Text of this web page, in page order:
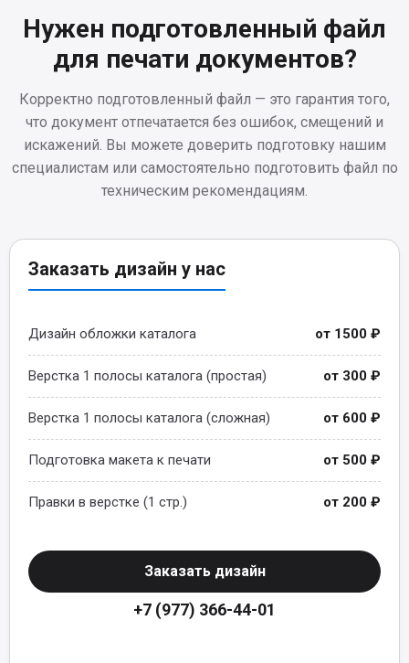
Нужен подготовленный файл
для печати документов?
Корректно подготовленный файл — это гарантия того,
что документ отпечатается без ошибок, смещений и
искажений. Вы можете доверить подготовку нашим
специалистам или самостоятельно подготовить файл по
техническим рекомендациям.
Заказать дизайн у нас
Дизайн обложки каталога от 1500 ₽
Верстка 1 полосы каталога (простая) от 300 ₽
Верстка 1 полосы каталога (сложная) от 600 ₽
Подготовка макета к печати от 500 ₽
Правки в верстке (1 стр.) от 200 ₽
Заказать дизайн
+7 (977) 366-44-01